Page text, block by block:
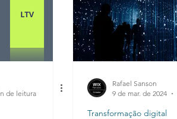
de leitura
Rafael Sanson
9 de mar. de 2024
Transformação digital